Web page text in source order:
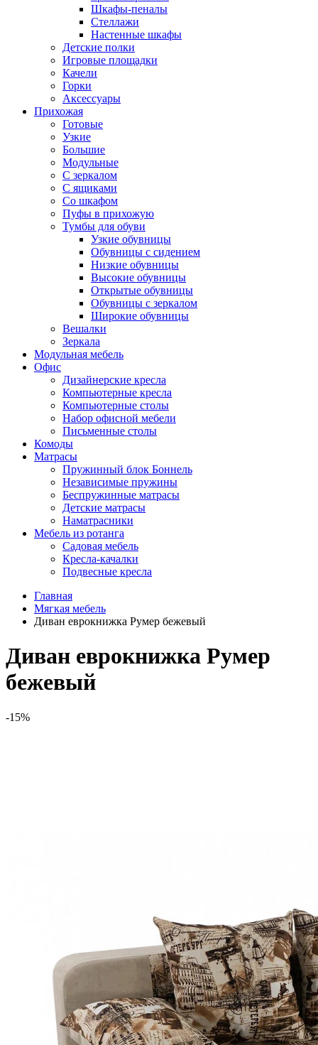
Шкафы-пеналы
Стеллажи
Настенные шкафы
Детские полки
Игровые площадки
Качели
Горки
Аксессуары
Прихожая
Готовые
Узкие
Большие
Модульные
С зеркалом
С ящиками
Со шкафом
Пуфы в прихожую
Тумбы для обуви
Узкие обувницы
Обувницы с сидением
Низкие обувницы
Высокие обувницы
Открытые обувницы
Обувницы с зеркалом
Широкие обувницы
Вешалки
Зеркала
Модульная мебель
Офис
Дизайнерские кресла
Компьютерные кресла
Компьютерные столы
Набор офисной мебели
Письменные столы
Комоды
Матрасы
Пружинный блок Боннель
Независимые пружины
Беспружинные матрасы
Детские матрасы
Наматрасники
Мебель из ротанга
Садовая мебель
Кресла-качалки
Подвесные кресла
Главная
Мягкая мебель
Диван еврокнижка Румер бежевый
Диван еврокнижка Румер
бежевый
-15%